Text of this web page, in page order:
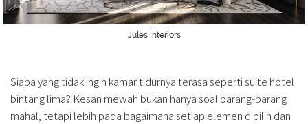
Jules Interiors
Siapa yang tidak ingin kamar tidurnya terasa seperti suite hotel
bintang lima? Kesan mewah bukan hanya soal barang-barang
mahal, tetapi lebih pada bagaimana setiap elemen dipilih dan